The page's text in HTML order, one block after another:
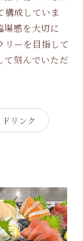
構成していま
場感を大切に
リーを目指して
て刻んでいただ
ドリンク